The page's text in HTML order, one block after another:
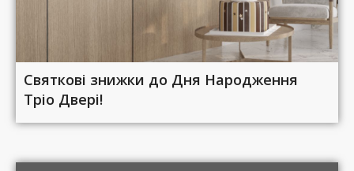
Святкові знижки до Дня Народження
Тріо Двері!